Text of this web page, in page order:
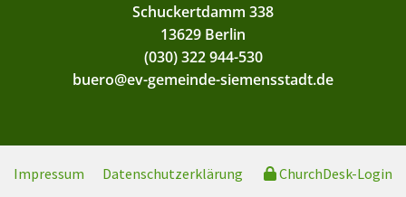
Schuckertdamm 338
13629 Berlin
(030) 322 944-530
buero@ev-gemeinde-siemensstadt.de
Impressum Datenschutzerklärung ChurchDesk-Login